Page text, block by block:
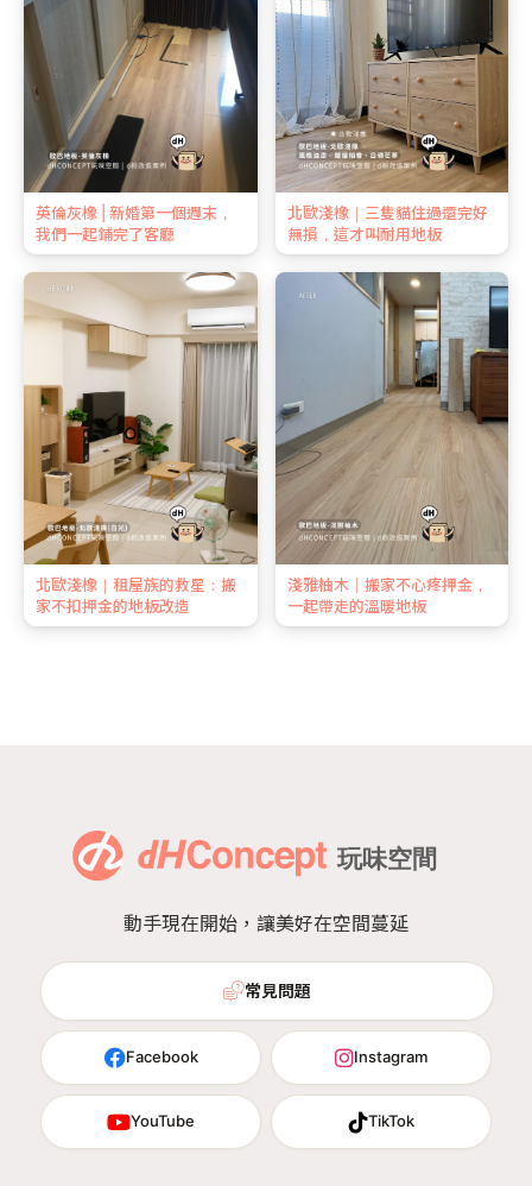
英倫灰橡 | 新婚第一個週末，
我們一起鋪完了客廳
北歐淺橡｜三隻貓住過還完好
無損，這才叫耐用地板
北歐淺橡｜租屋族的救星：搬
家不扣押金的地板改造
淺雅柚木｜搬家不心疼押金，
一起帶走的溫暖地板
動手現在開始，讓美好在空間蔓延
常見問題
Facebook Instagram
YouTube TikTok